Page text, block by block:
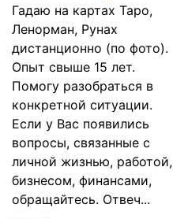
Гадаю на картах Таро,
Ленорман, Рунах
дистанционно (по фото).
Опыт свыше 15 лет.
Помогу разобраться в
конкретной ситуации.
Если у Вас появились
вопросы, связанные с
личной жизнью, работой,
бизнесом, финансами,
обращайтесь. Отвеч...